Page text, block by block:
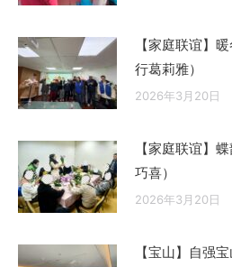
【家庭联谊】
行葛莉雅）
2026年3月20日
【家庭联谊】
巧喜）
2026年3月20日
【宝山】自强